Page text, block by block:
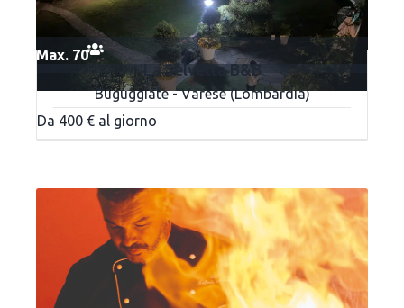
Max. 70
La Selvetta B&B
Buguggiate - Varese (Lombardia)
Da 400 € al giorno